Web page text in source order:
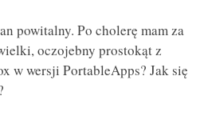
powitalny. Po cholerę mam za
oczojebny prostokąt z
w wersji PortableApps? Jak się